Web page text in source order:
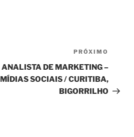
post
PRÓXIMO
ANALISTA DE MARKETING –
MÍDIAS SOCIAIS / CURITIBA,
BIGORRILHO